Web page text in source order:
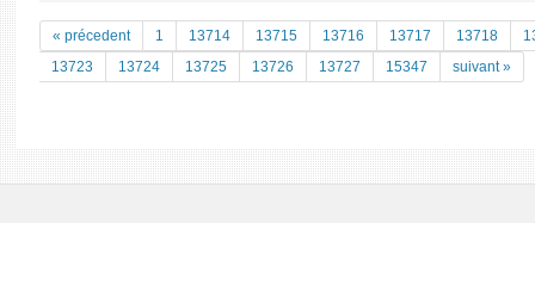
« précedent 1 13714 13715 13716 13717 13718
13723
13724 13725 13726 13727 15347 suivant »